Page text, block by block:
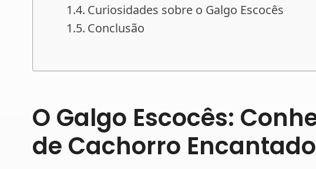
Curiosidades sobre o Galgo Escocês
Conclusão
O Galgo Escocês:
de Cachorro